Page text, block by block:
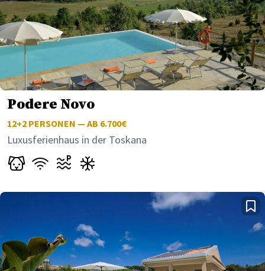
Podere Novo
12+2 PERSONEN — AB 6.700€
Luxusferienhaus in der Toskana